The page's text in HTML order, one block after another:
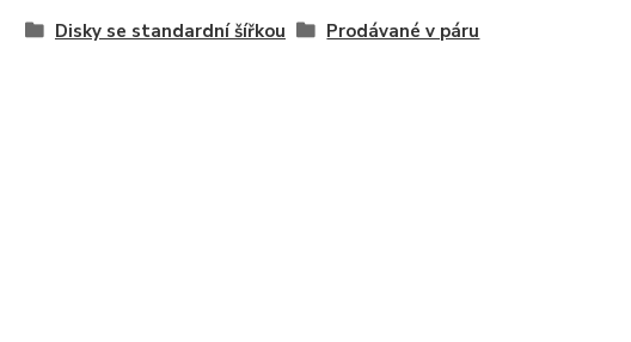
Disky se standardní šířkou Prodávané v páru